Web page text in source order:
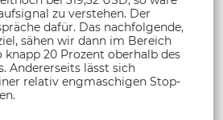
zu verstehen. Der
dafür. Das nachfolgende,
sähen wir dann im Bereich
knapp 20 Prozent oberhalb des
Andererseits lässt sich
relativ engmaschigen Stop-